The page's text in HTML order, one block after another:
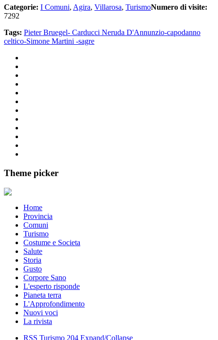
Categorie: I Comuni, Agira, Villarosa, TurismoNumero di visite:
7292
Tags: Pieter Bruegel- Carducci Neruda D'Annunzio-capodanno
celtico-Simone Martini -sagre
Theme picker
Home
Provincia
Comuni
Turismo
Costume e Societa
Salute
Storia
Gusto
Corpore Sano
L'esperto risponde
Pianeta terra
L'Approfondimento
Nuovi voci
La rivista
RSS Turismo 204 Expand/Collapse